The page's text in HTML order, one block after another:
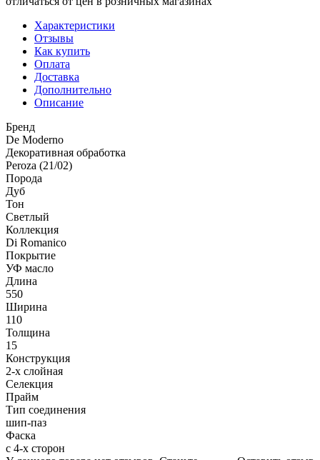
Характеристики
Отзывы
Как купить
Оплата
Доставка
Дополнительно
Описание
Бренд
De Moderno
Декоративная обработка
Peroza (21/02)
Порода
Дуб
Тон
Светлый
Коллекция
Di Romanico
Покрытие
УФ масло
Длина
550
Ширина
110
Толщина
15
Конструкция
2-х слойная
Селекция
Прайм
Тип соединения
шип-паз
Фаска
с 4-х сторон